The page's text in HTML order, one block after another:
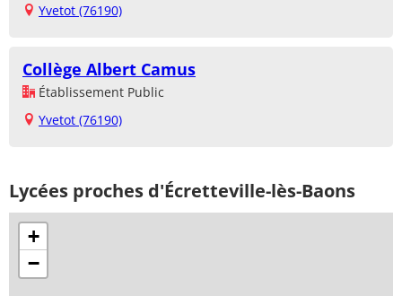
Yvetot (76190)
Collège Albert Camus
Établissement Public
Yvetot (76190)
Lycées proches d'Écretteville-lès-Baons
+
−